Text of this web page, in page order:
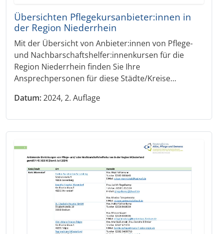
Übersichten Pflegekursanbieter:innen in
der Region Niederrhein
Mit der Übersicht von Anbieter:innen von Pflege-
und Nachbarschaftshelfer:innenkursen für die
Region Niederrhein finden Sie Ihre
Ansprechpersonen für diese Städte/Kreise…
Datum:2024, 2. Auflage